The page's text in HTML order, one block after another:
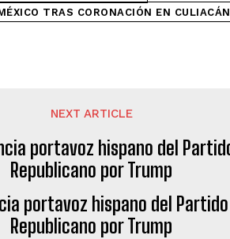
TRAS CORONACIÓN EN CULIACÁN
NEXT ARTICLE
portavoz hispano del Partido
Republicano por Trump